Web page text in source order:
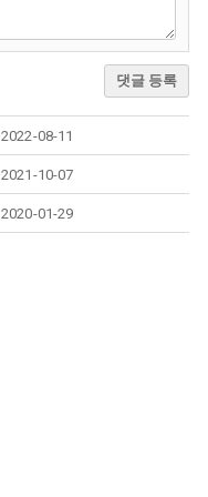
댓글 등록
2022-08-11
2021-10-07
2020-01-29